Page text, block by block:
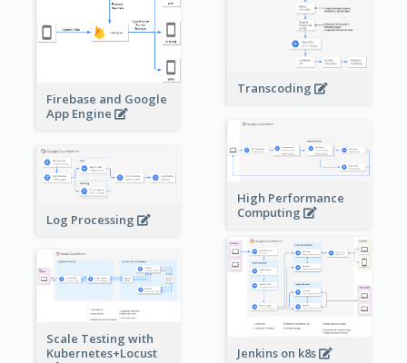
Firebase and Google
App Engine
Transcoding
High Performance
Computing
Log Processing
Jenkins on k8s
Scale Testing with
Kubernetes+Locust